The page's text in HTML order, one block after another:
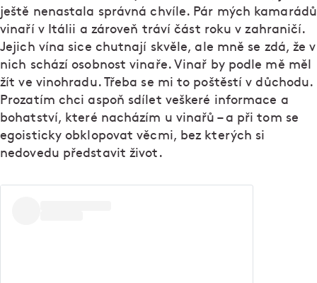
ještě nenastala správná chvíle. Pár mých kamarádů
vinaří v Itálii a zároveň tráví část roku v zahraničí.
Jejich vína sice chutnají skvěle, ale mně se zdá, že v
nich schází osobnost vinaře. Vinař by podle mě měl
žít ve vinohradu. Třeba se mi to poštěstí v důchodu.
Prozatím chci aspoň sdílet veškeré informace a
bohatství, které nacházím u vinařů – a při tom se
egoisticky obklopovat věcmi, bez kterých si
nedovedu představit život.